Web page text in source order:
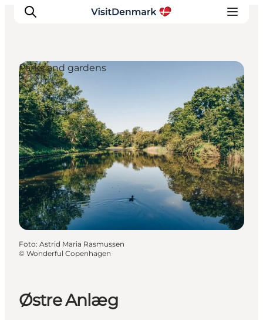
Inspiratie
Bestemmingen
Wat te doen
Accommodaties
Plan je reis
Østre Anlæg
Parks and gardens
Foto: Astrid Maria Rasmussen
© Wonderful Copenhagen